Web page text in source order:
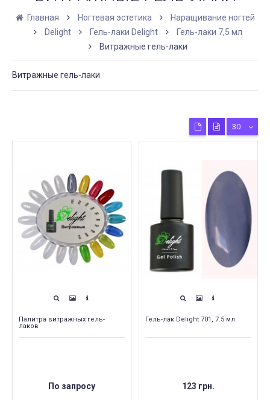
Главная Ногтевая эстетика
Наращивание ногтей
Delight
Гель-лаки Delight
Гель-лаки 7,5 мл
Витражные гель-лаки
Витражные гель-лаки
30
Палитра витражных гель-
лаков
По запросу
Гель-лак Delight 701, 7.5 мл
123 грн.